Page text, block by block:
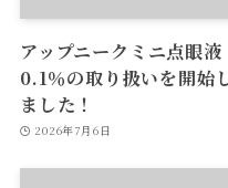
アップニークミニ点眼液
0.1％の取り扱いを開始
ました！
2026年7月6日